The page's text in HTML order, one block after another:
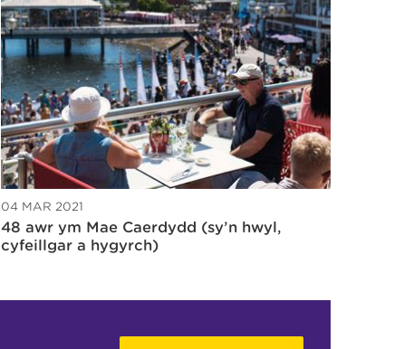
04 MAR 2021
48 awr ym Mae Caerdydd (sy’n hwyl,
cyfeillgar a hygyrch)